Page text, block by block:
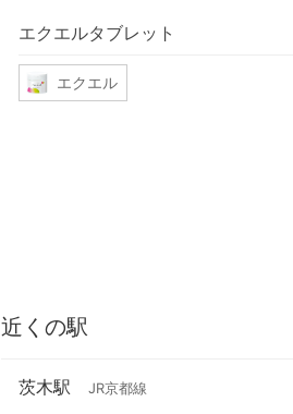
エクエルタブレット
エクエル
近くの駅
茨木駅 JR京都線